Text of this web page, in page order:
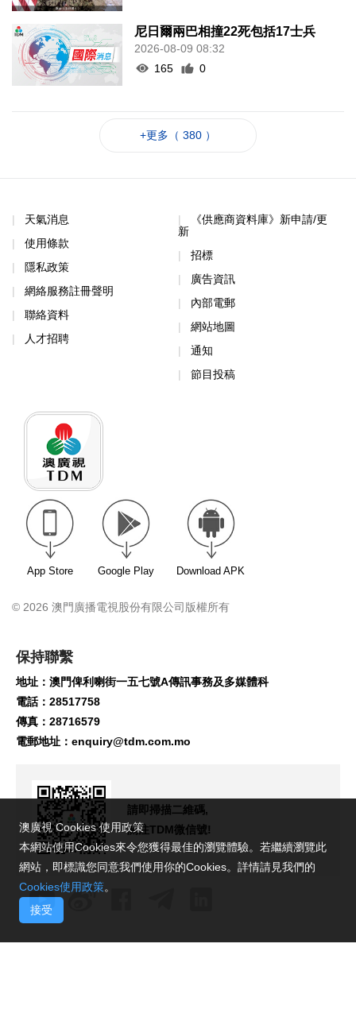
尼日爾兩巴相撞22死包括17士兵
2026-08-09 08:32
165
0
+更多（ 380 ）
天氣消息
使用條款
隱私政策
網絡服務註冊聲明
聯絡資料
人才招聘
《供應商資料庫》新申請/更
新
招標
廣告資訊
內部電郵
網站地圖
通知
節目投稿
App Store Google Play Download APK
© 2026 澳門廣播電視股份有限公司版權所有
保持聯繫
地址：澳門俾利喇街一五七號A傳訊事務及多媒體科
電話：28517758
傳真：28716579
電郵地址： enquiry@tdm.com.mo
請即掃描二維碼,
關注TDM微信號!
澳廣視 Cookies 使用政策
本網站使用Cookies來令您獲得最佳的瀏覽體驗。若繼續瀏覽此
網站，即標識您同意我們使用你的Cookies。詳情請見我們的
Cookies使用政策。
接受